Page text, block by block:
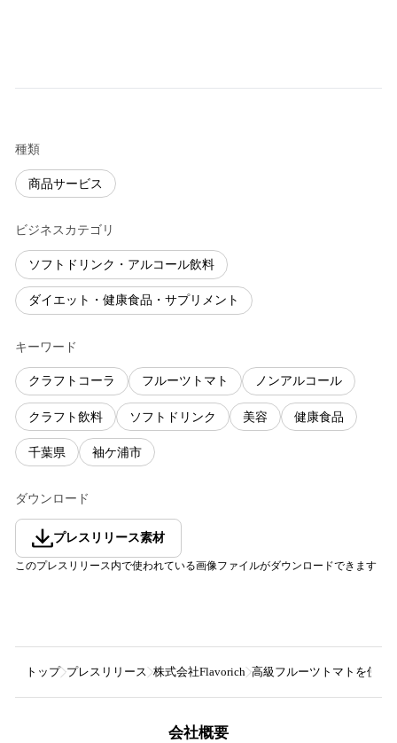
種類
商品サービス
ビジネスカテゴリ
ソフトドリンク・アルコール飲料
ダイエット・健康食品・サプリメント
キーワード
クラフトコーラ フルーツトマト ノンアルコール
クラフト飲料 ソフトドリンク 美容 健康食品
千葉県 袖ケ浦市
ダウンロード
プレスリリース素材
このプレスリリース内で使われている画像ファイルがダウンロードできます
トップ プレスリリース 株式会社Flavorich 高級フルーツトマトを使っ
会社概要